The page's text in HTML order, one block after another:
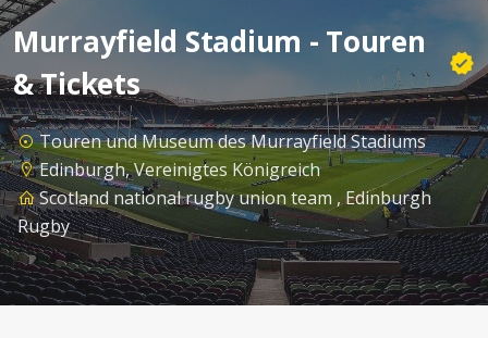
Murrayfield Stadium - Touren
& Tickets
Touren und Museum des Murrayfield Stadiums
Edinburgh, Vereinigtes Königreich
Scotland national rugby union team , Edinburgh
Rugby